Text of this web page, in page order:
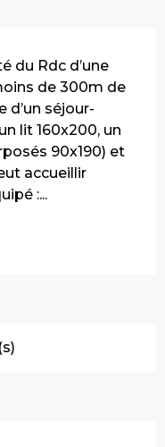
du Rdc d’une
de 300m de
d’un séjour-
lit 160x200, un
90x190) et
accueillir
:...